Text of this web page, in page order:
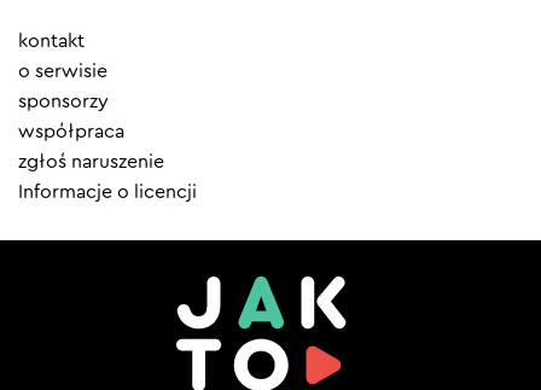
Element
menu
kontakt
o serwisie
sponsorzy
współpraca
zgłoś naruszenie
Informacje o licencji